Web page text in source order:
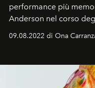
performance più
Anderson nel corso
09.08.2022 di Ona